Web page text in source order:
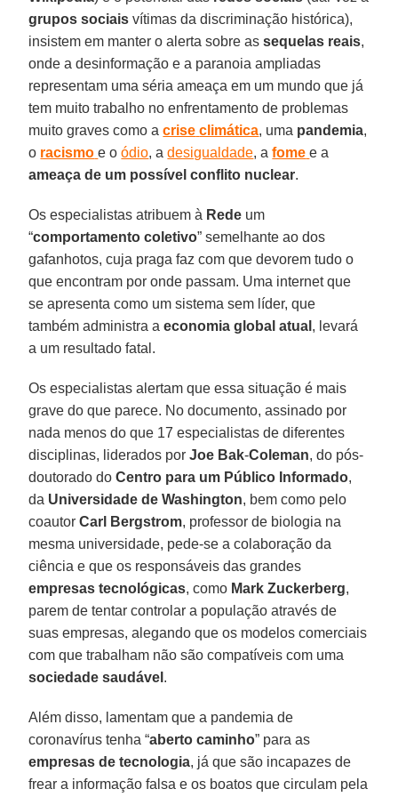
grupos sociais vítimas da discriminação histórica),
insistem em manter o alerta sobre assequelas reais,
onde a desinformação e a paranoia ampliadas
representam uma séria ameaça em um mundo que já
tem muito trabalho no enfrentamento de problemas
muito graves como acrise climática, uma pandemia,
o racismo e oódio, adesigualdade, afome e a
ameaça de um possível conflito nuclear.
Os especialistas atribuem à Rede um
“comportamento coletivo” semelhante ao dos
gafanhotos, cuja praga faz com que devorem tudo o
que encontram por onde passam. Uma internet que
se apresenta como um sistema sem líder, que
também administra aeconomia global atual , levará
a um resultado fatal.
Os especialistas alertam que essa situação é mais
grave do que parece. No documento, assinado por
nada menos do que 17 especialistas de diferentes
disciplinas, liderados porJoe Bak-Coleman, do pós-
doutorado doCentro para um Público Informado,
da Universidade de Washington, bem como pelo
coautorCarl Bergstrom, professor de biologia na
mesma universidade, pede-se a colaboração da
ciência e que os responsáveis das grandes
empresas tecnológicas, como Mark Zuckerberg,
parem de tentar controlar a população através de
suas empresas, alegando que os modelos comerciais
com que trabalham não são compatíveis com uma
sociedade saudável .
Além disso, lamentam que a pandemia de
coronavírus tenha “aberto caminho” para as
empresas de tecnologia, já que são incapazes de
frear a informação falsa e os boatos que circulam pela